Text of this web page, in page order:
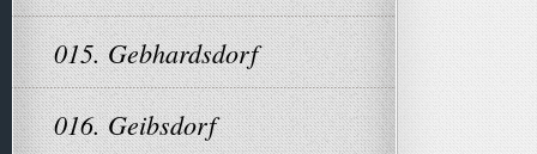
015. Gebhardsdorf
016. Geibsdorf